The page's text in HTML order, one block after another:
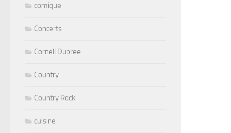
comique
Concerts
Cornell Dupree
Country
Country Rock
cuisine